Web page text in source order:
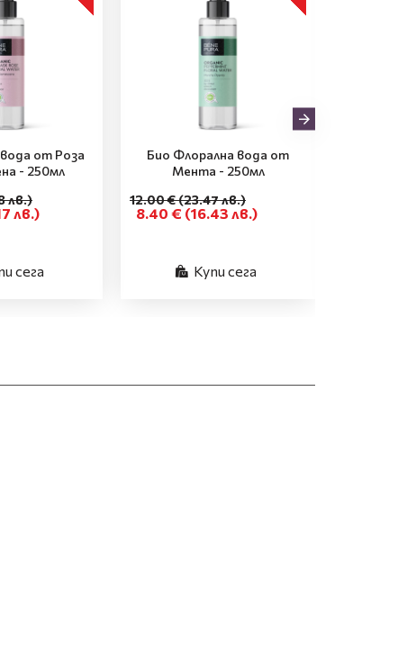
от Роза
- 250мл
лв.)
лв.)
сега
Био Флорална вода от
Мента - 250мл
8.40 € (16.43 лв.)
12.00 €(23.47 лв.)
Купи сега